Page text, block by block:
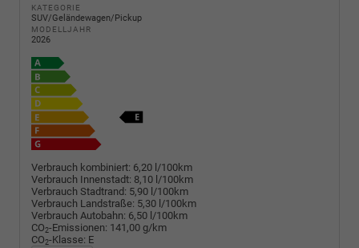
KATEGORIE
SUV/Geländewagen/Pickup
MODELLJAHR
2026
Verbrauch kombiniert: 6,20 l/100km
Verbrauch Innenstadt: 8,10 l/100km
Verbrauch Stadtrand: 5,90 l/100km
Verbrauch Landstraße: 5,30 l/100km
Verbrauch Autobahn: 6,50 l/100km
CO2-Emissionen: 141,00 g/km
CO2-Klasse: E